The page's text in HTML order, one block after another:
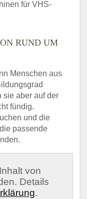
für VHS-
RUND UM
Menschen aus
sie aber auf der
fündig.
und die
passende
von
Details
.